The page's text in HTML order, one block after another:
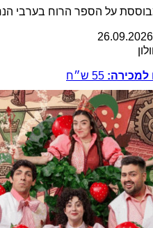
על הספר הרוח בערבי
26.09.2026
למכירה: 55 ש״ח